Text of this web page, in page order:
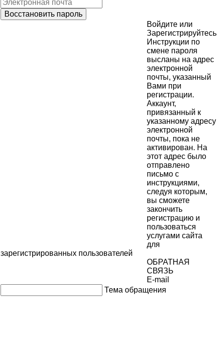
Войдите или
Зарегистрируйтесь
Инструкции по
смене пароля
высланы на адрес
электронной
почты, указанный
Вами при
регистрации.
Аккаунт,
привязанный к
указанному адресу
электронной
почты, пока не
активирован. На
этот адрес было
отправлено
письмо с
инструкциями,
следуя которым,
вы сможете
закончить
регистрацию и
пользоваться
услугами сайта
для
зарегистрированных пользователей
ОБРАТНАЯ
СВЯЗЬ
E-mail
Тема обращения